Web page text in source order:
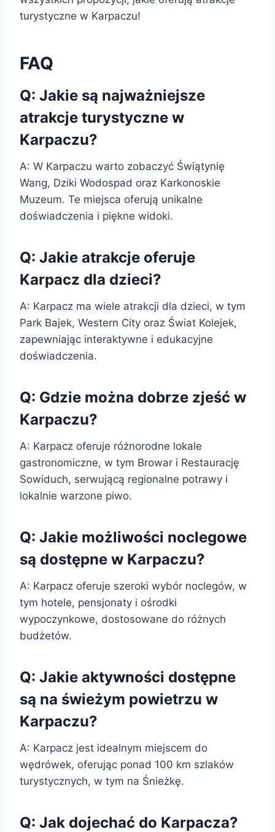
turystyczne w Karpaczu!
FAQ
Q: Jakie są najważniejsze
atrakcje turystyczne w
Karpaczu?
A: W Karpaczu warto zobaczyć Świątynię
Wang, Dziki Wodospad oraz Karkonoskie
Muzeum. Te miejsca oferują unikalne
doświadczenia i piękne widoki.
Q: Jakie atrakcje oferuje
Karpacz dla dzieci?
A: Karpacz ma wiele atrakcji dla dzieci, w tym
Park Bajek, Western City oraz Świat Kolejek,
zapewniając interaktywne i edukacyjne
doświadczenia.
Q: Gdzie można dobrze zjeść w
Karpaczu?
A: Karpacz oferuje różnorodne lokale
gastronomiczne, w tym Browar i Restaurację
Sowiduch, serwującą regionalne potrawy i
lokalnie warzone piwo.
Q: Jakie możliwości noclegowe
są dostępne w Karpaczu?
A: Karpacz oferuje szeroki wybór noclegów, w
tym hotele, pensjonaty i ośrodki
wypoczynkowe, dostosowane do różnych
budżetów.
Q: Jakie aktywności dostępne
są na świeżym powietrzu w
Karpaczu?
A: Karpacz jest idealnym miejscem do
wędrówek, oferując ponad 100 km szlaków
turystycznych, w tym na Śnieżkę.
Q: Jak dojechać do Karpacza?